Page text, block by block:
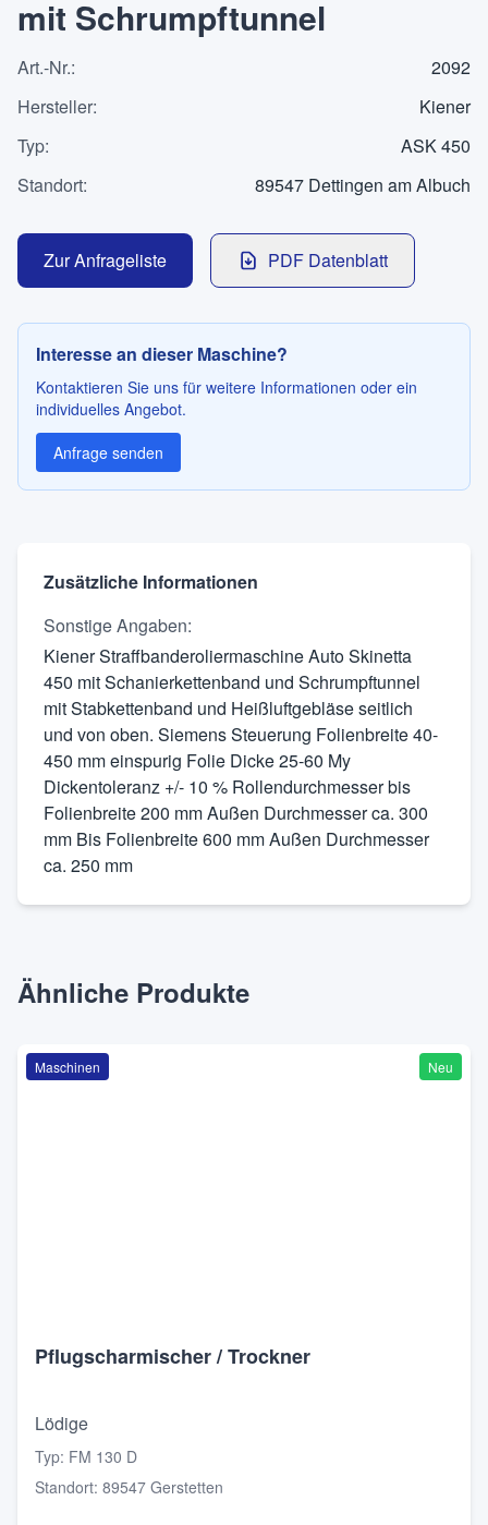
Kontakt
SPRACHE
mit Schrumpftunnel
Art.-Nr.:
2092
Hersteller:
Kiener
Typ:
ASK 450
Standort: 89547 Dettingen am Albuch
Zur Anfrageliste PDF Datenblatt
Interesse an dieser Maschine?
Kontaktieren Sie uns für weitere Informationen oder ein
individuelles Angebot.
Anfrage senden
Zusätzliche Informationen
Sonstige Angaben:
Kiener Straffbanderoliermaschine Auto Skinetta
450 mit Schanierkettenband und Schrumpftunnel
mit Stabkettenband und Heißluftgebläse seitlich
und von oben. Siemens Steuerung Folienbreite 40-
450 mm einspurig Folie Dicke 25-60 My
Dickentoleranz +/- 10 % Rollendurchmesser bis
Folienbreite 200 mm Außen Durchmesser ca. 300
mm Bis Folienbreite 600 mm Außen Durchmesser
ca. 250 mm
Ähnliche Produkte
Maschinen Neu
Pflugscharmischer / Trockner
Lödige
Typ: FM 130 D
Standort: 89547 Gerstetten